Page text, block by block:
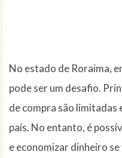
No estado de Roraima,
pode ser um desafio.
de compra são limitadas
país. No entanto, é
e economizar dinheiro